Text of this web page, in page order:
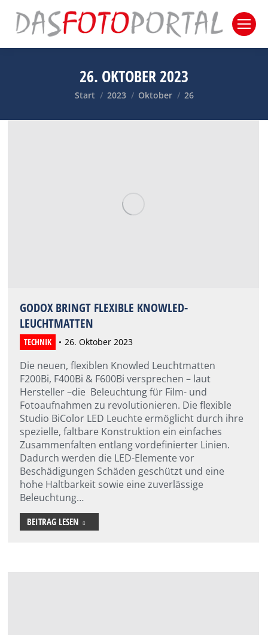
26. OKTOBER 2023
Sie befinden sich hier:
Start 2023 Oktober 26
GODOX BRINGT FLEXIBLE KNOWLED-
LEUCHTMATTEN
TECHNIK 26. Oktober 2023
Die neuen, flexiblen Knowled Leuchtmatten
F200Bi, F400Bi & F600Bi versprechen – laut
Hersteller –die Beleuchtung für Film- und
Fotoaufnahmen zu revolutionieren. Die flexible
Studio BiColor LED Leuchte ermöglicht durch ihre
spezielle, faltbare Konstruktion ein einfaches
Zusammenfalten entlang vordefinierter Linien.
Dadurch werden die LED-Elemente vor
Beschädigungen Schäden geschützt und eine
hohe Haltbarkeit sowie eine zuverlässige
Beleuchtung…
BEITRAG LESEN